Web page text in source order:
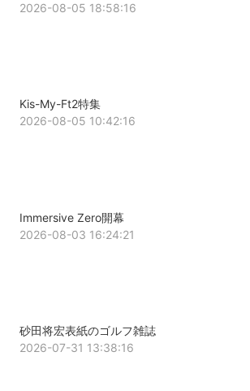
2026-08-05 18:58:16
Kis-My-Ft2特集
2026-08-05 10:42:16
Immersive Zero開幕
2026-08-03 16:24:21
砂田将宏表紙のゴルフ雑誌
2026-07-31 13:38:16